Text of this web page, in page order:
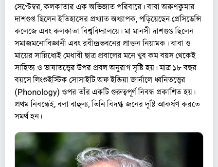
সেপ্টেম্বর, কলকাতার এক অভিজাত পরিবারে। বাবা অরুণকুমার
দাশগুপ্ত ছিলেন ইতিহাসের প্রখ্যাত অধ্যাপক, পড়িয়েছেন প্রেসিডেন্সি
কলেজে এবং কলকাতা বিশ্ববিদ্যালয়ে। মা মানসী দাশগুপ্ত ছিলেন
সমাজমনোবিজ্ঞানী এবং রবীন্দ্রভবনের প্রাক্তন নিয়ামক। বাবা ও
মায়ের সান্নিধ্যেই মেধাবী ছাত্র প্রবালের মনে খুব কম বয়স থেকেই
সাহিত্য ও ভাষাতত্ত্বের উপর প্রবল অনুরাগ সৃষ্টি হয়। মাত্র ১৮ বছর
বয়সে লিংগুইস্টিক সোসাইটি অফ ইন্ডিয়া জার্নালে ধ্বনিতত্ত্বের
(Phonology) ওপর তাঁর একটি গুরুত্বপূর্ণ নিবন্ধ প্রকাশিত হয়।
প্রথম নিবন্ধেই, বলা বাহুল্য, তিনি বিদগ্ধ জনের দৃষ্টি আকর্ষণ করতে
সমর্থ হন।